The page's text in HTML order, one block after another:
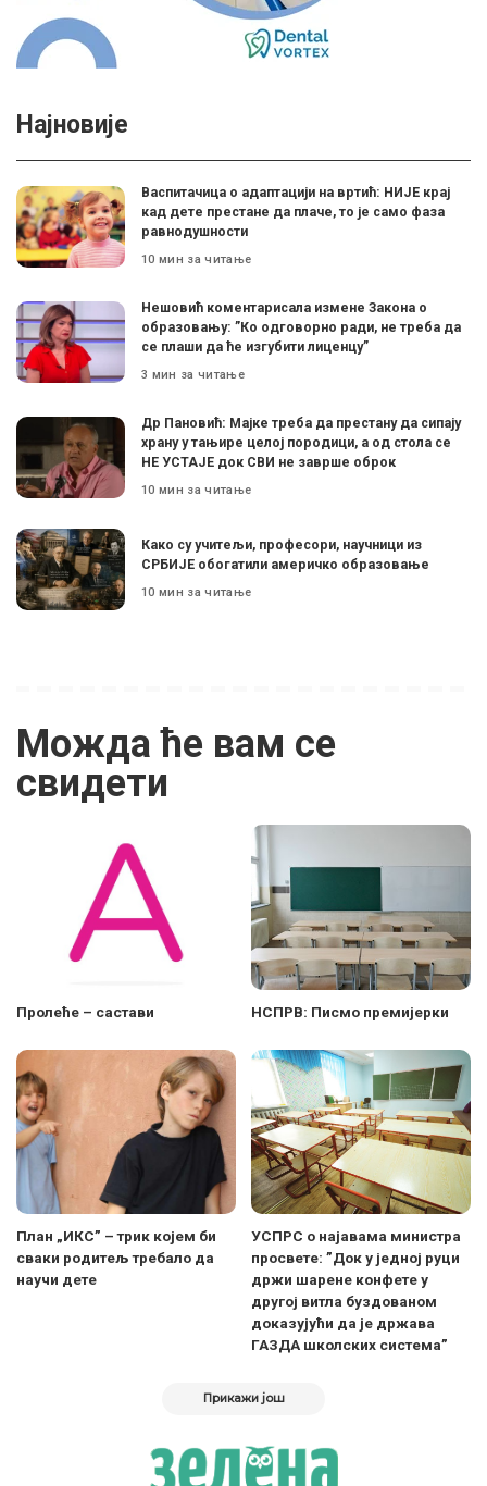
Најновије
Васпитачица о адаптацији на вртић: НИЈЕ крај
кад дете престане да плаче, то је само фаза
равнодушности
10 мин за читање
Нешовић коментарисала измене Закона о
образовању: ”Ко одговорно ради, не треба да
се плаши да ће изгубити лиценцу”
3 мин за читање
Др Пановић: Мајке треба да престану да сипају
храну у тањире целој породици, а од стола се
НЕ УСТАЈЕ док СВИ не заврше оброк
10 мин за читање
Како су учитељи, професори, научници из
СРБИЈЕ обогатили америчко образовање
10 мин за читање
Можда ће вам се
свидети
Пролеће – састави НСПРВ: Писмо премијерки
План „ИКС” – трик којем би
сваки родитељ требало да
научи дете
УСПРС о најавама министра
просвете: ”Док у једној руци
држи шарене конфете у
другој витла буздованом
доказујући да је држава
ГАЗДА школских система”
Прикажи још